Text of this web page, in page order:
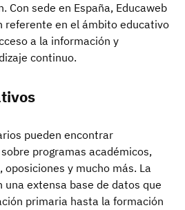
Con sede en España, Educaweb
referente en el ámbito educativo
a la información y
continuo.
pueden encontrar
programas académicos,
oposiciones y mucho más. La
extensa base de datos que
primaria hasta la formación